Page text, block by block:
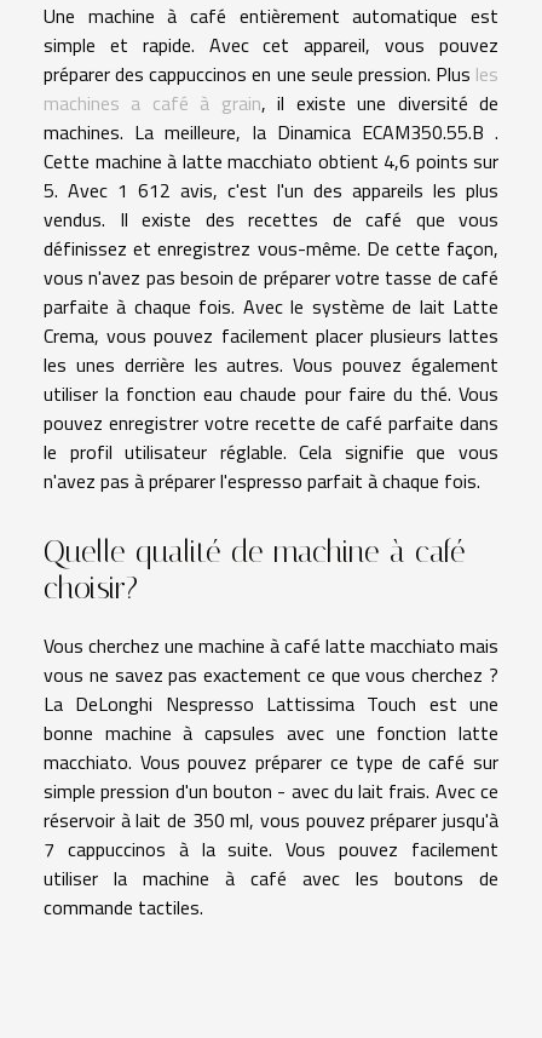
Une machine à café entièrement automatique est
simple et rapide. Avec cet appareil, vous pouvez
préparer des cappuccinos en une seule pression. Plus les
machines a café à grain, il existe une diversité de
machines. La meilleure, la Dinamica ECAM350.55.B .
Cette machine à latte macchiato obtient 4,6 points sur
5. Avec 1 612 avis, c'est l'un des appareils les plus
vendus. Il existe des recettes de café que vous
définissez et enregistrez vous-même. De cette façon,
vous n'avez pas besoin de préparer votre tasse de café
parfaite à chaque fois. Avec le système de lait Latte
Crema, vous pouvez facilement placer plusieurs lattes
les unes derrière les autres. Vous pouvez également
utiliser la fonction eau chaude pour faire du thé. Vous
pouvez enregistrer votre recette de café parfaite dans
le profil utilisateur réglable. Cela signifie que vous
n'avez pas à préparer l'espresso parfait à chaque fois.
Quelle qualité de machine à café
choisir?
Vous cherchez une machine à café latte macchiato mais
vous ne savez pas exactement ce que vous cherchez ?
La DeLonghi Nespresso Lattissima Touch est une
bonne machine à capsules avec une fonction latte
macchiato. Vous pouvez préparer ce type de café sur
simple pression d'un bouton - avec du lait frais. Avec ce
réservoir à lait de 350 ml, vous pouvez préparer jusqu'à
7 cappuccinos à la suite. Vous pouvez facilement
utiliser la machine à café avec les boutons de
commande tactiles.